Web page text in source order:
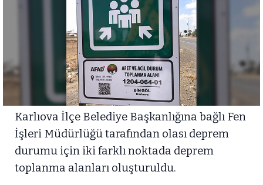
Karlıova İlçe Belediye Başkanlığına bağlı Fen
İşleri Müdürlüğü tarafından olası deprem
durumu için iki farklı noktada deprem
toplanma alanları oluşturuldu.